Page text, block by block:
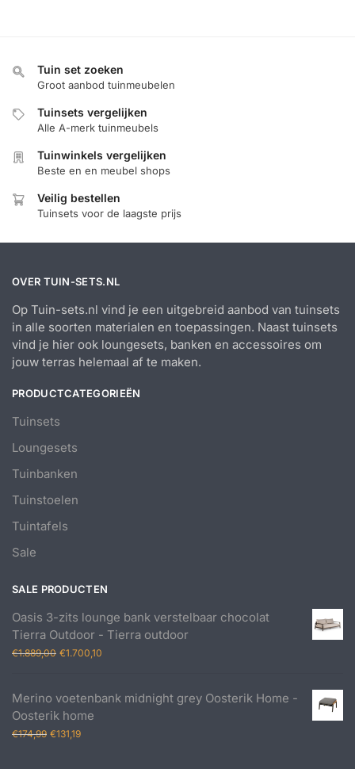
Tuin set zoeken
Groot aanbod tuinmeubelen
Tuinsets vergelijken
Alle A-merk tuinmeubels
Tuinwinkels vergelijken
Beste en en meubel shops
Veilig bestellen
Tuinsets voor de laagste prijs
OVER TUIN-SETS.NL
Op Tuin-sets.nl vind je een uitgebreid aanbod van tuinsets
in alle soorten materialen en toepassingen. Naast tuinsets
vind je hier ook loungesets, banken en accessoires om
jouw terras helemaal af te maken.
PRODUCTCATEGORIEËN
Tuinsets
Loungesets
Tuinbanken
Tuinstoelen
Tuintafels
Sale
SALE PRODUCTEN
Oasis 3-zits lounge bank verstelbaar chocolat
Tierra Outdoor - Tierra outdoor
€1.889,00 Oorspronkelijke
€1.889,00.
€1.700,10
€1.700,10.
Merino voetenbank midnight grey Oosterik Home -
Oosterik home
€174,99 Oorspronkelijke
€131,19Huidige